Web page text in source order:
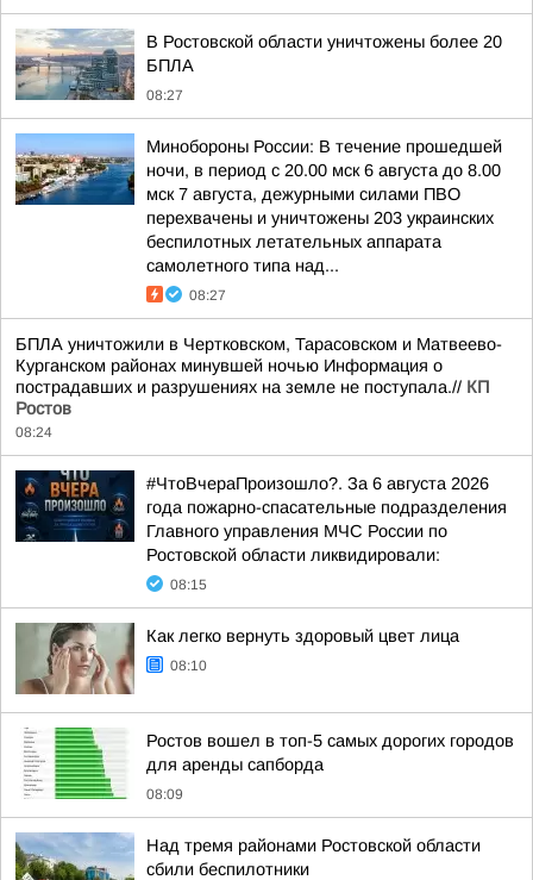
В Ростовской области уничтожены более 20
БПЛА
08:27
Минобороны России: В течение прошедшей
ночи, в период с 20.00 мск 6 августа до 8.00
мск 7 августа, дежурными силами ПВО
перехвачены и уничтожены 203 украинских
беспилотных летательных аппарата
самолетного типа над...
08:27
БПЛА уничтожили в Чертковском, Тарасовском и Матвеево-
Курганском районах минувшей ночью Информация о
пострадавших и разрушениях на земле не поступала.// КП
Ростов
08:24
#ЧтоВчераПроизошло?. За 6 августа 2026
года пожарно-спасательные подразделения
Главного управления МЧС России по
Ростовской области ликвидировали:
08:15
Как легко вернуть здоровый цвет лица
08:10
Ростов вошел в топ-5 самых дорогих городов
для аренды сапборда
08:09
Над тремя районами Ростовской области
сбили беспилотники